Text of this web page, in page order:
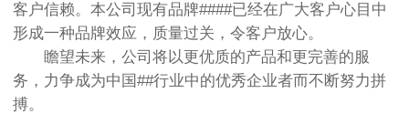
客户信赖。本公司现有品牌####已经在广大客户心目中
形成一种品牌效应，质量过关，令客户放心。
瞻望未来，公司将以更优质的产品和更完善的服
务，力争成为中国##行业中的优秀企业者而不断努力拼
搏。